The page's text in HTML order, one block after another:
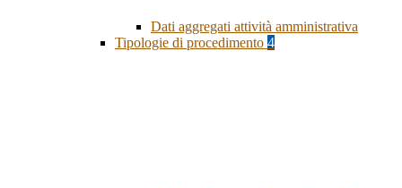
Dati aggregati attività amministrativa
Tipologie di procedimento 4